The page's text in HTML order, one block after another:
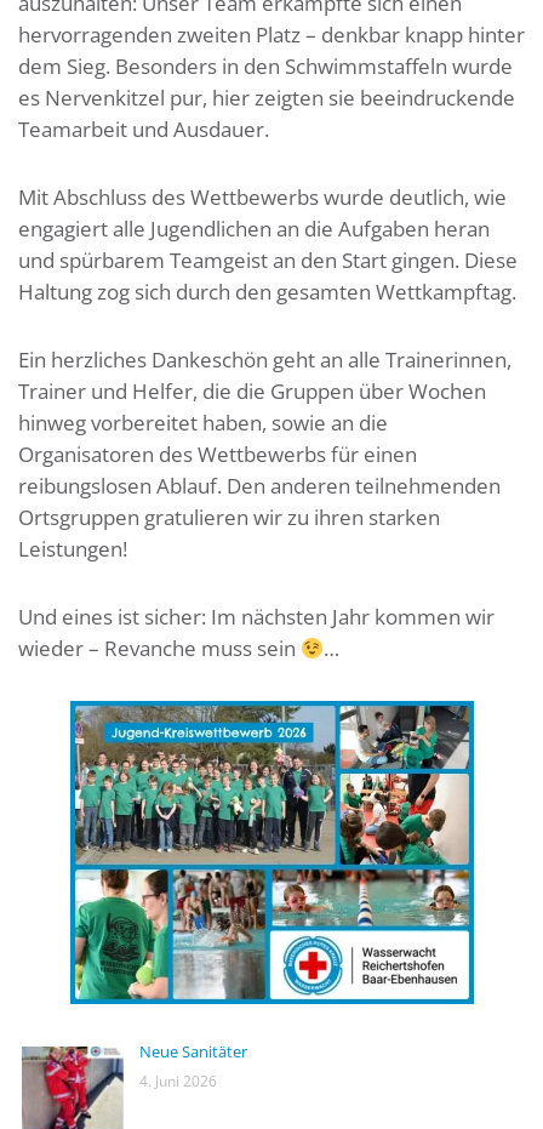
hervorragenden zweiten Platz – denkbar knapp hinter
dem Sieg. Besonders in den Schwimmstaffeln wurde
es Nervenkitzel pur, hierzeigten sie beeindruckende
Teamarbeit und Ausdauer.
Mit Abschluss des Wettbewerbs wurde deutlich, wie
engagiertalle Jugendlichen an die Aufgaben heran
und spürbarem Teamgeist an den Start gingen. Diese
Haltung zog sich durch den gesamten Wettkampftag.
Ein herzliches Dankeschön geht an alle Trainerinnen,
Trainer und Helfer, die die Gruppen über Wochen
hinweg vorbereitet haben, sowie an die
Organisatoren des Wettbewerbs für einen
reibungslosen Ablauf. Den anderen teilnehmenden
Ortsgruppen gratulieren wir zu ihren starken
Leistungen!
Und eines ist sicher: Im nächsten Jahr kommen wir
wieder – Revanche muss sein …
Neue Sanitäter
4. Juni 2026